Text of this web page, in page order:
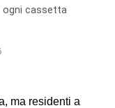
ogni cassetta
ma residenti a